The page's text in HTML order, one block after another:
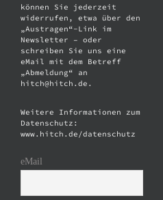
können Sie jederzeit
widerrufen, etwa über den
„Austragen“-Link im
Newsletter – oder
schreiben Sie uns eine
eMail mit dem Betreff
„Abmeldung“ an
hitch@hitch.de.
Weitere Informationen zum
Datenschutz:
www.hitch.de/datenschutz
eMail